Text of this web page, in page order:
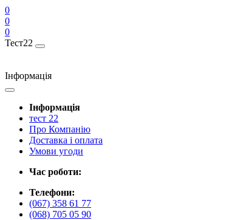
0
0
0
Тест22
Інформація
Інформація
тест 22
Про Компанію
Доставка і оплата
Умови угоди
Час роботи:
Телефони:
(067) 358 61 77
(068) 705 05 90